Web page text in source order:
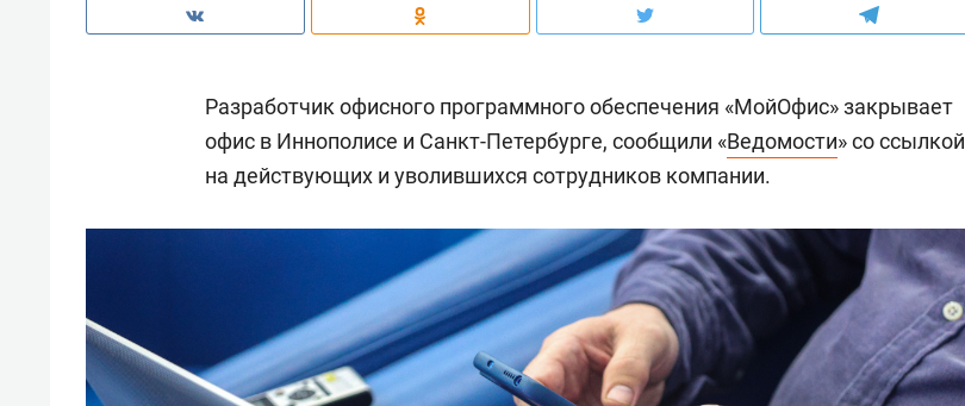
Разработчик офисного программного обеспечения «МойОфис» закрывает
офис в Иннополисе и Санкт-Петербурге, сообщили «Ведомости» со ссылкой
на действующих и уволившихся сотрудников компании.